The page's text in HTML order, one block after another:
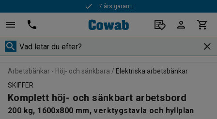
Snabba leveranser
Arbetsbänkar - Höj- och sänkbara
Elektriska arbetsbänkar
SKIFFER
Komplett höj- och sänkbart arbetsbord
200 kg, 1600x800 mm, verktygstavla och hyllplan